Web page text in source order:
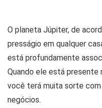
O planeta Júpiter, de
presságio em qualquer
está profundamente
Quando ele está presente
você terá muita sorte
negócios.